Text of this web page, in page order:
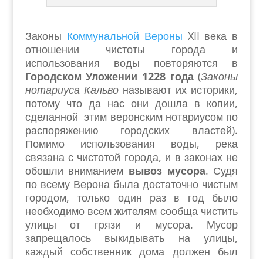
Законы Коммунальной Вероны XII века в
отношении чистоты города и
использования воды повторяются в
Городском Уложении 1228 года(Законы
нотариуса Кальвоназывают их историки,
потому что да нас они дошла в копии,
сделанной этим веронским нотариусом по
распоряжению городских властей).
Помимо использования воды, река
связана с чистотой города, и в законах не
обошли вниманием вывоз мусора. Судя
по всему Верона была достаточно чистым
городом, только один раз в год было
необходимо всем жителям сообща чистить
улицы от грязи и мусора. Мусор
запрещалось выкидывать на улицы,
каждый собственник дома должен был